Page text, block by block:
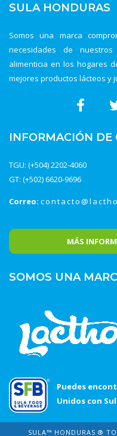
SULA HONDURAS
Somos una marca
necesidades de nuestros
alimenticia en los hogares
mejores productos lácteos y
INFORMACIÓN DE
TGU: (+504) 2202-4060
GT: (+502) 6620-9696
Correo:
MÁS
SOMOS UNA
Puedes
Unidos con
SULA™ HONDURAS ®